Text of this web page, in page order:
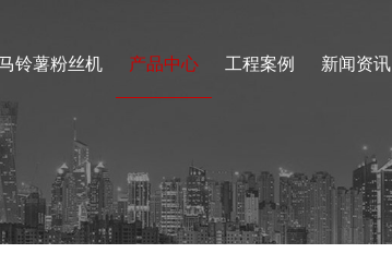
铃薯粉丝机 产品中心 工程案例 新闻资讯